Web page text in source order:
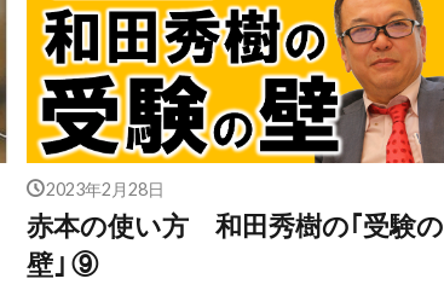
2023年2月28日
赤本の使い方 和田秀樹の｢受験の
壁｣ ⑨